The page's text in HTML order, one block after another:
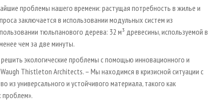
проблемы нашего времени: растущая потребность в жилье и
заключается в использовании модульных систем из
тюльпанового дерева: 32 м³ древесины, используемой в
чем за две минуты.
экологические проблемы с помощью инновационного и
Thistleton Architects. – Мы находимся в кризисной ситуации с
из универсального и устойчивого материала, такого как